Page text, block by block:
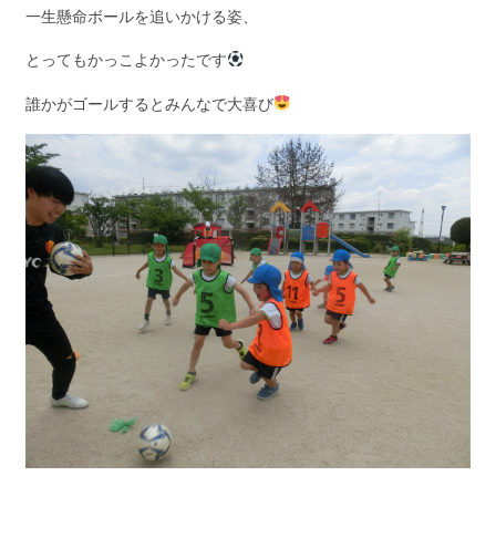
一生懸命ボールを追いかける姿、
とってもかっこよかったです
誰かがゴールするとみんなで大喜び